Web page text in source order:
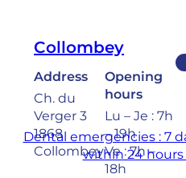
Collombey
Address
Ch. du
Verger 3
1868
Collombey
Opening
hours
Lu – Je : 7h
– 19h
Ve : 7h –
18h
Dental emergencies : 7
within 24 hours